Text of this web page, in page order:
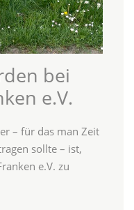
bei
e.V.
– für das man Zeit
sollte – ist,
e.V. zu